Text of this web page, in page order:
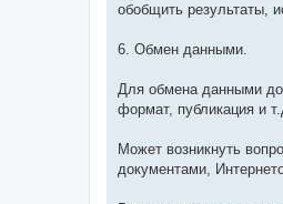
обобщить результаты,
6. Обмен данными.
Для обмена данными
формат, публикация и
Может возникнуть
документами,